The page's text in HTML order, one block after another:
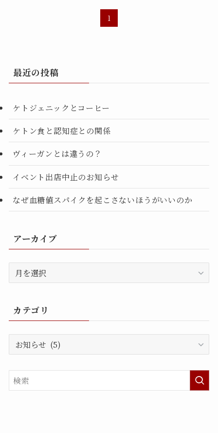
1
最近の投稿
ケトジェニックとコーヒー
ケトン食と認知症との関係
ヴィーガンとは違うの？
イベント出店中止のお知らせ
なぜ血糖値スパイクを起こさないほうがいいのか
アーカイブ
ー
ブ
カテゴリ
テ
リ